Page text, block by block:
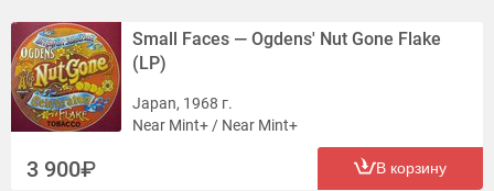
Small Faces — Ogdens' Nut Gone Flake
(LP)
Japan, 1968 г.
Near Mint+ / Near Mint+
3 900 В корзину